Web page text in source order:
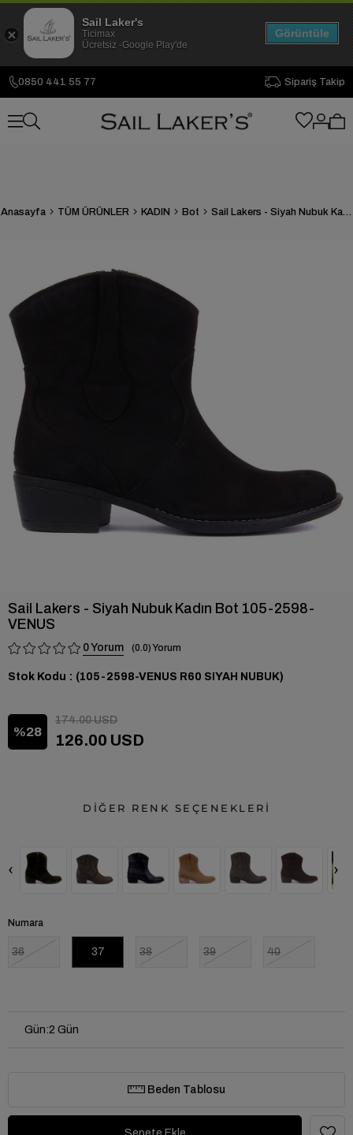
0850 441 55 77 Sipariş Takip
Anasayfa TÜM ÜRÜNLER KADIN Bot Sail Lakers - Siyah Nubuk Kadın Bot 105-2598-VENUS
Sail Lakers - Siyah Nubuk Kadın Bot 105-2598-
VENUS
0 0.0
Stok Kodu (105-2598-VENUS R60 SIYAH NUBUK)
28
174.00 USD
126.00 USD
DİĞER RENK SEÇENEKLERİ
‹ ›
Numara
36 37 38 39 40
Gün:2 Gün
Beden Tablosu
Sail Laker's
Ticimax
Ücretsiz -Google Play'de
Görüntüle